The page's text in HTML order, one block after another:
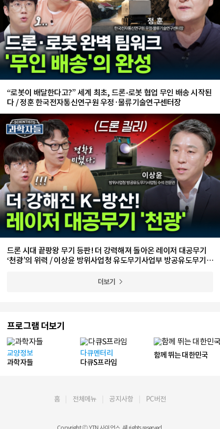
“로봇이 배달한다고?” 세계 최초, 드론-로봇 협업 무인 배송 시작된
다 / 정훈 한국전자통신연구원 우정·물류기술연구센터장
드론 시대 끝팡왕 무기 등판! 더 강력해져 돌아온 레이저 대공무기
‘천광’의 위력 / 이상윤 방위사업청 유도무기사업부 방공유도무기사
더보기
프로그램 더보기
교양정보
과학자들
다큐멘터리
다큐S프라임
함께 뛰는 대한민국
홈 전체메뉴 공지사항 PC버전